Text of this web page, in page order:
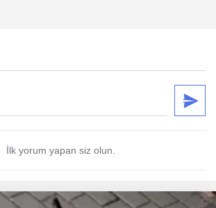
İlk yorum yapan siz olun.